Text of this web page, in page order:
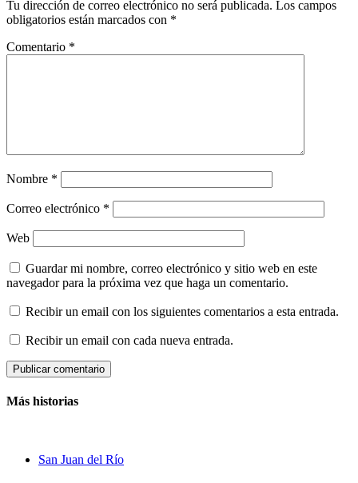
Tu dirección de correo electrónico no será publicada. Los campos
obligatorios están marcados con *
Comentario *
Nombre *
Correo electrónico *
Web
Guardar mi nombre, correo electrónico y sitio web en este
navegador para la próxima vez que haga un comentario.
Recibir un email con los siguientes comentarios a esta entrada.
Recibir un email con cada nueva entrada.
Más historias
San Juan del Río